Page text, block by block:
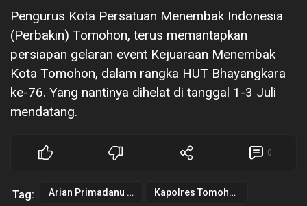
Pengurus Kota Persatuan Menembak Indonesia
(Perbakin) Tomohon, terus memantapkan
persiapan gelaran event Kejuaraan Menembak
Kota Tomohon, dalam rangka HUT Bhayangkara
ke-76. Yang nantinya dihelat di tanggal 1-3 Juli
mendatang.
0
Tag: Arian Primadanu Colibrito Kapolres Tomohon